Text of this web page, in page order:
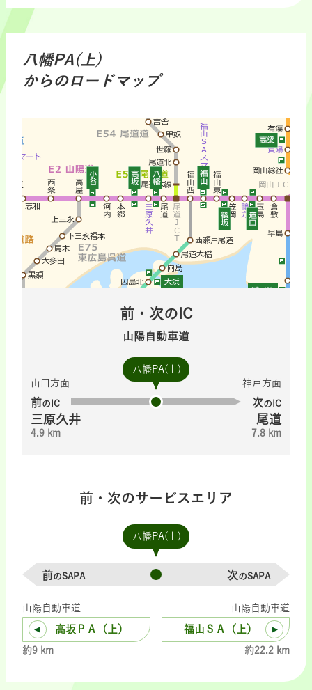
八幡PA(上)
からのロードマップ
前・次のIC
山陽自動車道
八幡PA(上)
山口方面
前のIC
三原久井
4.9 km
神戸方面
次のIC
尾道
7.8 km
前・次のサービスエリア
八幡PA(上)
前のSAPA 次のSAPA
山陽自動車道
高坂ＰＡ（上）
約9 km
山陽自動車道
福山ＳＡ（上）
約22.2 km